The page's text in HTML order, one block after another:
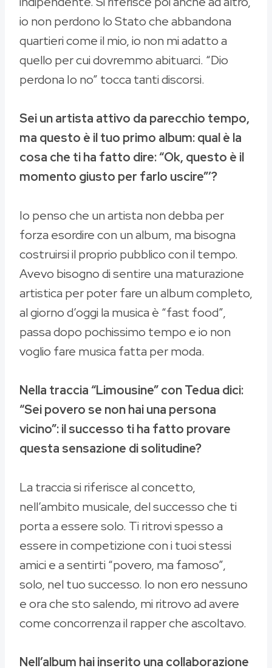
io non perdono lo Stato che abbandona
quartieri come il mio, io non mi adatto a
quello per cui dovremmo abituarci. “Dio
perdona Io no” tocca tanti discorsi.
Sei un artista attivo da parecchio tempo,
ma questo è il tuo primo album: qual è la
cosa che ti ha fatto dire: “Ok, questo è il
momento giusto per farlo uscire”’?
Io penso che un artista non debba per
forza esordire con un album, ma bisogna
costruirsi il proprio pubblico con il tempo.
Avevo bisogno di sentire una maturazione
artistica per poter fare un album completo,
al giorno d’oggi la musica è “fast food”,
passa dopo pochissimo tempo e io non
voglio fare musica fatta per moda.
Nella traccia “Limousine” con Tedua dici:
“Sei povero se non hai una persona
vicino”: il successo ti ha fatto provare
questa sensazione di solitudine?
La traccia si riferisce al concetto,
nell’ambito musicale, del successo che ti
porta a essere solo. Ti ritrovi spesso a
essere in competizione con i tuoi stessi
amici e a sentirti “povero, ma famoso”,
solo, nel tuo successo. Io non ero nessuno
e ora che sto salendo, mi ritrovo ad avere
come concorrenza il rapper che ascoltavo.
Nell’album hai inserito una collaborazione